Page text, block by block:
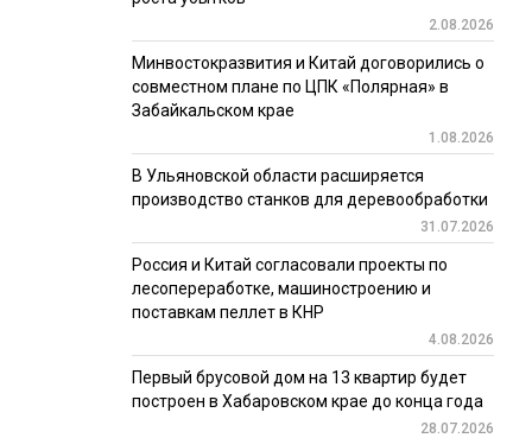
2.08.2026
Минвостокразвития и Китай договорились о
совместном плане по ЦПК «Полярная» в
Забайкальском крае
1.08.2026
В Ульяновской области расширяется
производство станков для деревообработки
31.07.2026
Россия и Китай согласовали проекты по
лесопереработке, машиностроению и
поставкам пеллет в КНР
4.08.2026
Первый брусовой дом на 13 квартир будет
построен в Хабаровском крае до конца года
28.07.2026